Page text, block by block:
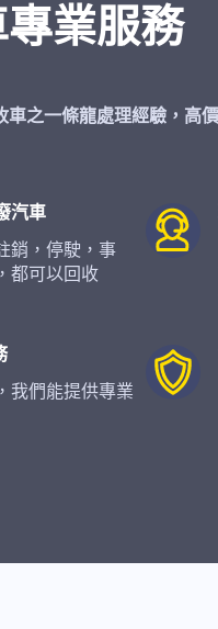
業服務
車之一條龍處理經驗，高
汽車
銷，停駛，事
都可以回收
我們能提供專業